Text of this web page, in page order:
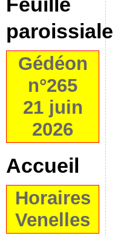
paroissiale
Gédéon
n°265
21 juin
2026
Accueil
Horaires
Venelles